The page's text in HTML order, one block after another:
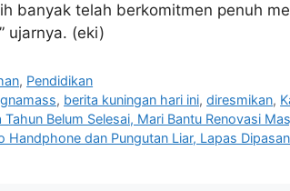
banyak telah berkomitmen penuh
ujarnya. (eki)
, Pendidikan
, berita kuningan hari ini,diresmikan,
Tahun Belum Selesai, Mari Bantu Renovasi
Handphone dan Pungutan Liar, Lapas